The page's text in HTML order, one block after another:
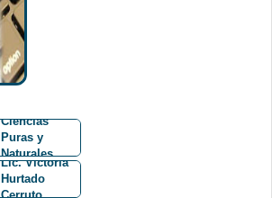
Ciencias
Puras y
Naturales
FCPN
Lic. Victoria
Hurtado
Cerruto